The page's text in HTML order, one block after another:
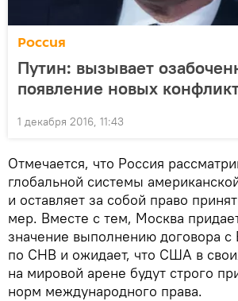
Россия
Путин: вызывает
появление новых
1 декабря 2016, 11:43
Отмечается, что Россия
глобальной системы
и оставляет за собой право
мер. Вместе с тем, Москва
значение выполнению договора
по СНВ и ожидает, что США в
на мировой арене будут строго
норм международного права.